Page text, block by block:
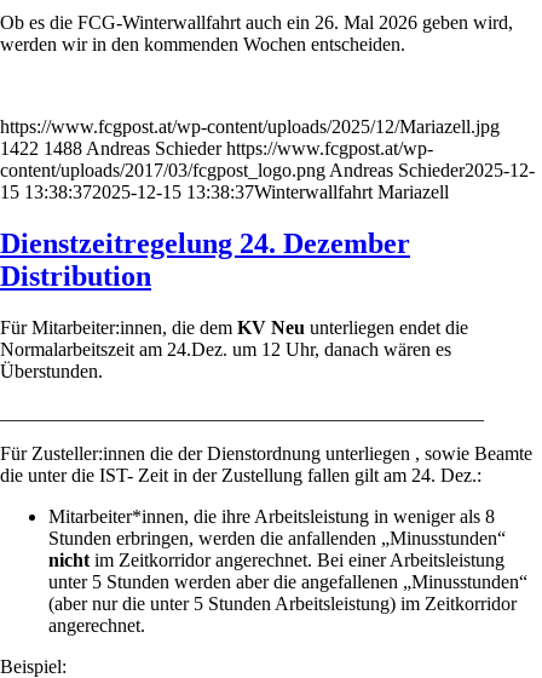
Ob es die FCG-Winterwallfahrt auch ein 26. Mal 2026 geben wird,
werden wir in den kommenden Wochen entscheiden.
https://www.fcgpost.at/wp-content/uploads/2025/12/Mariazell.jpg
1422 1488 Andreas Schieder https://www.fcgpost.at/wp-
content/uploads/2017/03/fcgpost_logo.png Andreas Schieder2025-12-
15 13:38:372025-12-15 13:38:37Winterwallfahrt Mariazell
Dienstzeitregelung 24. Dezember
Distribution
Für Mitarbeiter:innen, die dem KV Neu unterliegen endet die
Normalarbeitszeit am 24.Dez. um 12 Uhr, danach wären es
Überstunden.
Für Zusteller:innen die der Dienstordnung unterliegen , sowie Beamte
die unter die IST- Zeit in der Zustellung fallen gilt am 24. Dez.:
Mitarbeiter*innen, die ihre Arbeitsleistung in weniger als 8
Stunden erbringen, werden die anfallenden „Minusstunden“
nicht im Zeitkorridor angerechnet. Bei einer Arbeitsleistung
unter 5 Stunden werden aber die angefallenen „Minusstunden“
(aber nur die unter 5 Stunden Arbeitsleistung) im Zeitkorridor
angerechnet.
Beispiel: